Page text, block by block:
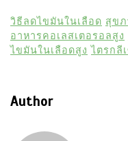
วิธีลดไขมันในเลือด สุขภ
อาหารคอเลสเตอรอลสูง
ไขมันในเลือดสูง ไตรกลี
Author